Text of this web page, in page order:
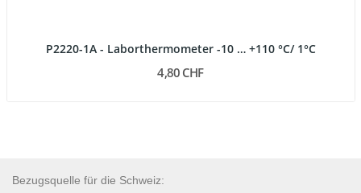
P2220-1A - Laborthermometer -10 … +110 °C/ 1°C
4,80 CHF
Bezugsquelle für die Schweiz: